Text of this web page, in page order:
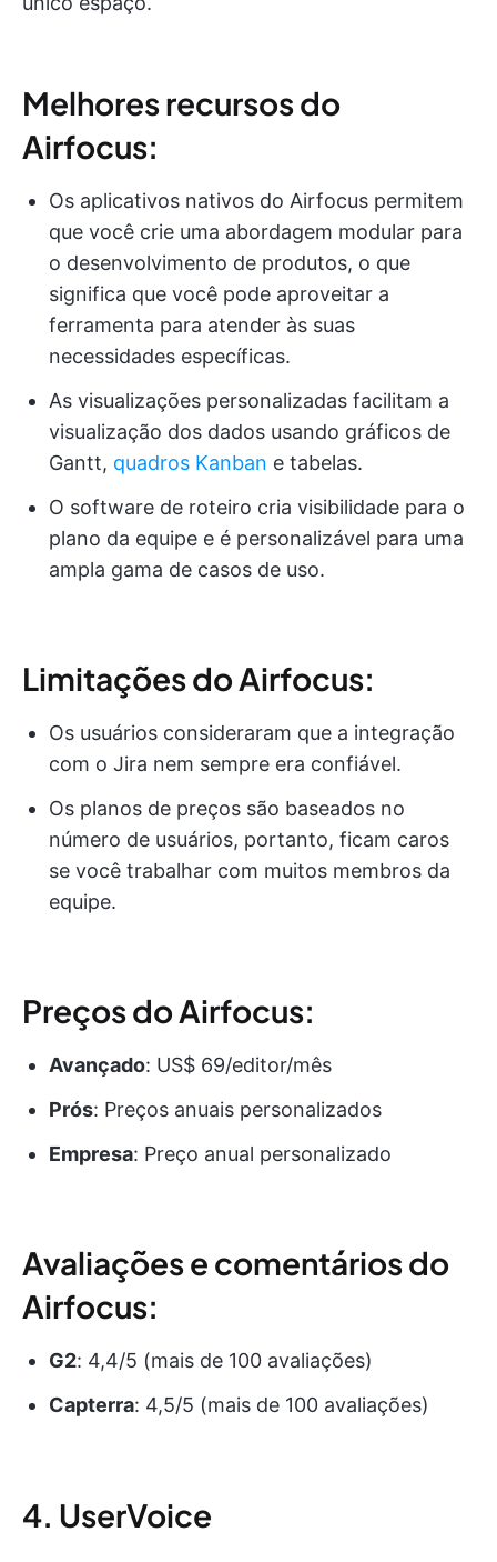
Melhores recursos do
Airfocus:
Os aplicativos nativos do Airfocus permitem
que você crie uma abordagem modular para
o desenvolvimento de produtos, o que
significa que você pode aproveitar a
ferramenta para atender às suas
necessidades específicas.
As visualizações personalizadas facilitam a
visualização dos dados usando gráficos de
Gantt, quadros Kanban e tabelas.
O software de roteiro cria visibilidade para o
plano da equipe e é personalizável para uma
ampla gama de casos de uso.
Limitações do Airfocus:
Os usuários consideraram que a integração
com o Jira nem sempre era confiável.
Os planos de preços são baseados no
número de usuários, portanto, ficam caros
se você trabalhar com muitos membros da
equipe.
Preços do Airfocus:
Avançado: US$ 69/editor/mês
Prós: Preços anuais personalizados
Empresa: Preço anual personalizado
Avaliações e comentários do
Airfocus:
G2: 4,4/5 (mais de 100 avaliações)
Capterra: 4,5/5 (mais de 100 avaliações)
4. UserVoice